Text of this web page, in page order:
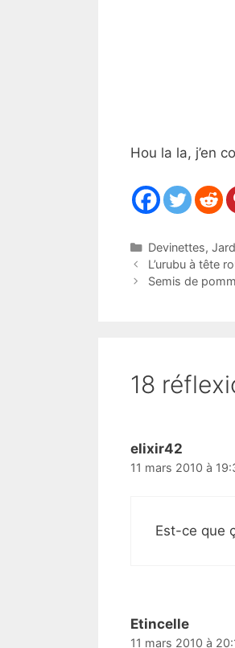
Hou la la, j’en
Catégories
Devinettes,
L’urubu à tête
Semis de
18
elixir42
11 mars 2010 à
Est-ce que
Etincelle
11 mars 2010 à